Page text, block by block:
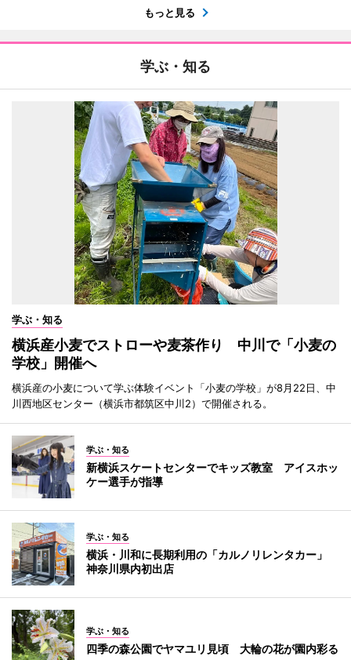
もっと見る
学ぶ・知る
学ぶ・知る
横浜産小麦でストローや麦茶作り 中川で「小麦の
学校」開催へ
横浜産の小麦について学ぶ体験イベント「小麦の学校」が8月22日、中
川西地区センター（横浜市都筑区中川2）で開催される。
学ぶ・知る
新横浜スケートセンターでキッズ教室 アイスホッ
ケー選手が指導
学ぶ・知る
横浜・川和に長期利用の「カルノリレンタカー」
神奈川県内初出店
学ぶ・知る
四季の森公園でヤマユリ見頃 大輪の花が園内彩る